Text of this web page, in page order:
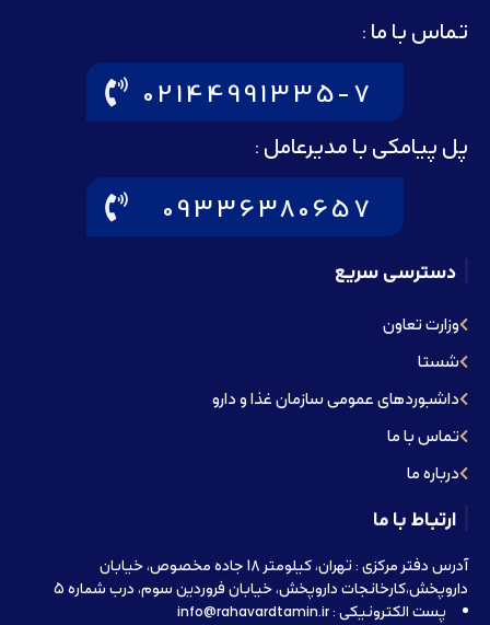
تماس با ما :
02144991335-7
پل پیامکی با مدیرعامل :
09336380657
دسترسی سریع
وزارت تعاون
شستا
داشبوردهای عمومی سازمان غذا و دارو
تماس با ما
درباره ما
ارتباط با ما
آدرس دفتر مرکزی : تهران، کیلومتر 18 جاده مخصوص، خیابان
داروپخش،کارخانجات داروپخش، خیابان فروردین سوم، درب شماره 5
پست الکترونیکی : info@rahavardtamin.ir